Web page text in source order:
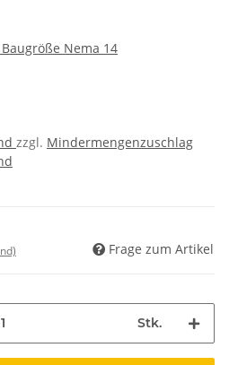
Nema 14
zzgl. Mindermengenzuschlag
Frage zum Artikel
Stk.